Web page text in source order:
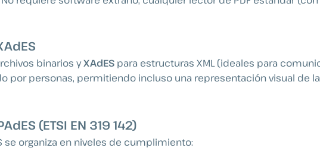
binarios yXAdES para estructuras XML (ideales para
por personas, permitiendo incluso una representación visual de
(ETSI EN 319 142)
se organiza en niveles de cumplimiento: